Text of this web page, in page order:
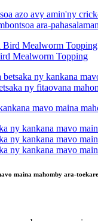
ara-
Mealworm Topping
ny fitaovana
maina mahomby ara-